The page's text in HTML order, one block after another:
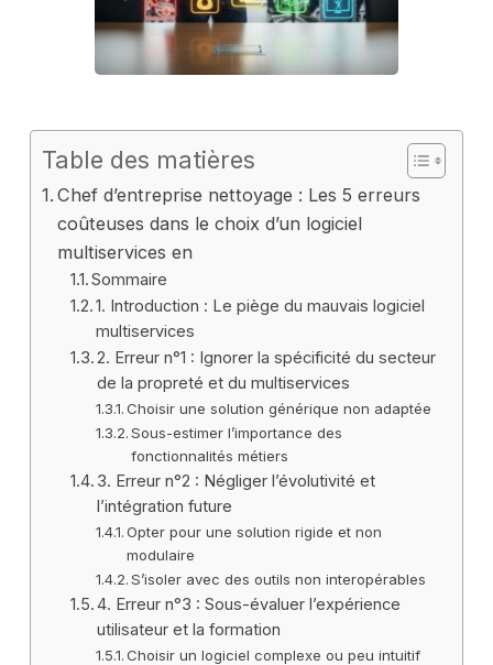
Table des matières
Chef d’entreprise nettoyage : Les 5 erreurs
coûteuses dans le choix d’un logiciel
multiservices en
Sommaire
1. Introduction : Le piège du mauvais logiciel
multiservices
2. Erreur n°1 : Ignorer la spécificité du secteur
de la propreté et du multiservices
Choisir une solution générique non adaptée
Sous-estimer l’importance des
fonctionnalités métiers
3. Erreur n°2 : Négliger l’évolutivité et
l’intégration future
Opter pour une solution rigide et non
modulaire
S’isoler avec des outils non interopérables
4. Erreur n°3 : Sous-évaluer l’expérience
utilisateur et la formation
Choisir un logiciel complexe ou peu intuitif